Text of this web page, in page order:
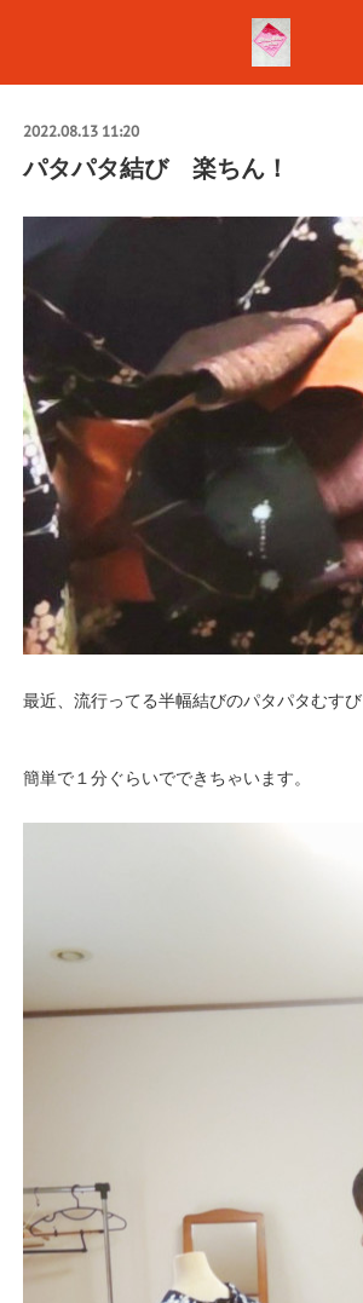
2022.08.13 11:20
パタパタ結び 楽ちん！
最近、流行ってる半幅結びのパタパタむすび
簡単で１分ぐらいでできちゃいます。